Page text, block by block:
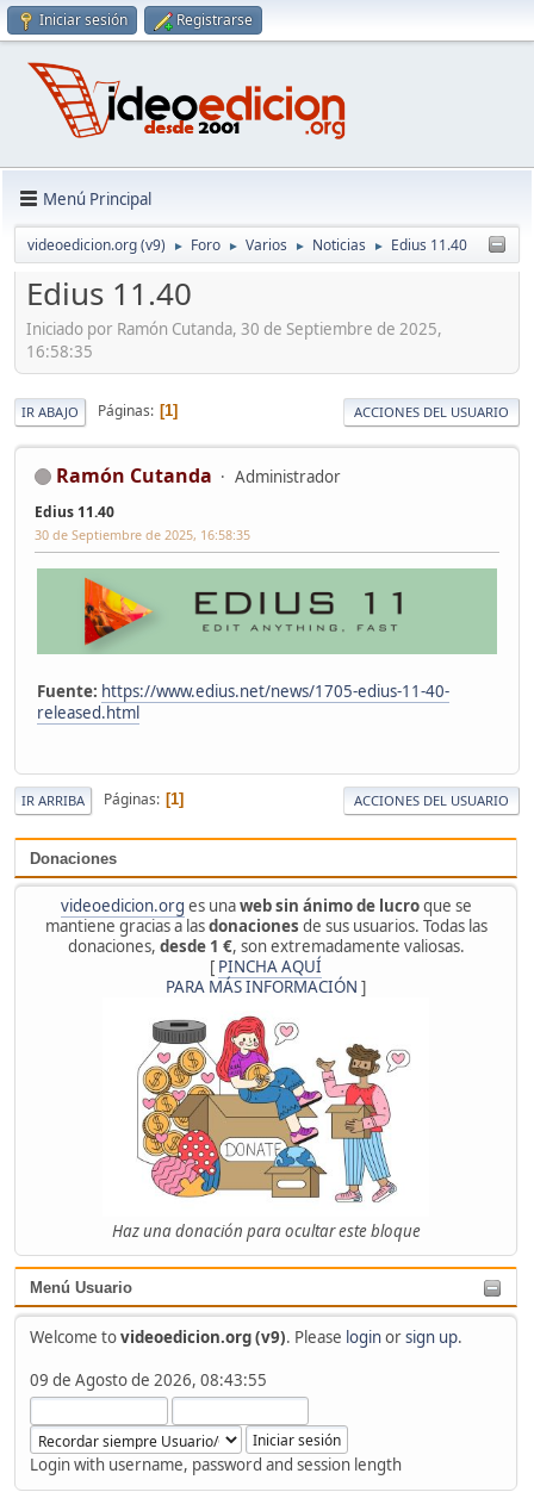
Iniciar sesión Registrarse
Menú Principal
videoedicion.org (v9) ► Foro ► Varios ► Noticias ► Edius 11.40
Donaciones
videoedicion.org es unaweb sin ánimo de lucroque se
mantiene gracias a lasdonaciones de sus usuarios. Todas las
donaciones, desde 1 €, son extremadamente valiosas.
[ PINCHA AQUÍ
PARA MÁS INFORMACIÓN ]
Haz una donación para ocultar este bloque
Menú Usuario
Welcome tovideoedicion.org (v9). Please loginorsign up.
09 de Agosto de 2026, 08:43:55
Login with username, password and session length
Edius 11.40
Iniciado por Ramón Cutanda, 30 de Septiembre de 2025,
16:58:35
IR ABAJO Páginas 1 ACCIONES DEL USUARIO
Ramón Cutanda Administrador
Edius 11.40
30 de Septiembre de 2025, 16:58:35
Fuente: https://www.edius.net/news/1705-edius-11-40-
released.html
IR ARRIBA Páginas 1 ACCIONES DEL USUARIO